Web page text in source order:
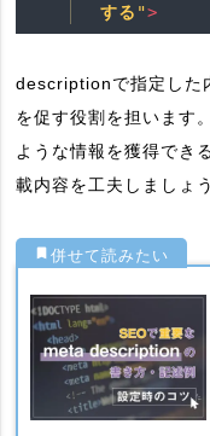
する ">
descriptionで指定した
を促す役割を担います
ような情報を獲得でき
載内容を工夫しましょう